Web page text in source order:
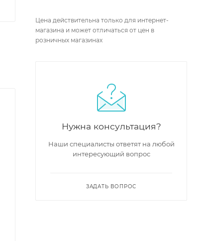
Цена действительна только для интернет-
магазина и может отличаться от цен в
розничных магазинах
Нужна консультация?
Наши специалисты ответят на любой
интересующий вопрос
ЗАДАТЬ ВОПРОС